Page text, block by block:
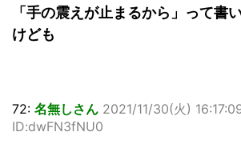
「手の震えが止まるから」って書
けども
72: 名無しさん 2021/11/30(火)
ID:dwFN3fNU0